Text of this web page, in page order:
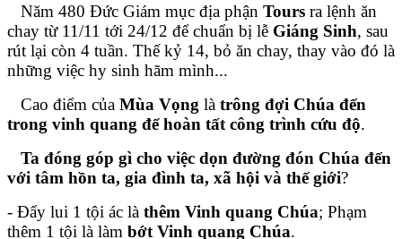
Năm 480 Đức Giám mục địa phận Tours ra lệnh ăn
chay từ 11/11 tới 24/12 để chuẩn bị lễ Giáng Sinh, sau
rút lại còn 4 tuần. Thế kỷ 14, bỏ ăn chay, thay vào đó là
những việc hy sinh hãm mình...
Cao điểm của Mùa Vọng là trông đợi Chúa đến
trong vinh quang để hoàn tất công trình cứu độ.
Ta đóng góp gì cho việc dọn đường đón Chúa đến
với tâm hồn ta, gia đình ta, xã hội và thế giới?
- Đẩy lui 1 tội ác là thêm Vinh quang Chúa; Phạm
thêm 1 tội là làm bớt Vinh quang Chúa.